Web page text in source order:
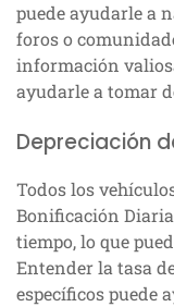
puede ayudarle a
foros o
información
ayudarle a tomar
Depreciación
Todos los
Bonificación
tiempo, lo que
Entender la tasa
específicos puede